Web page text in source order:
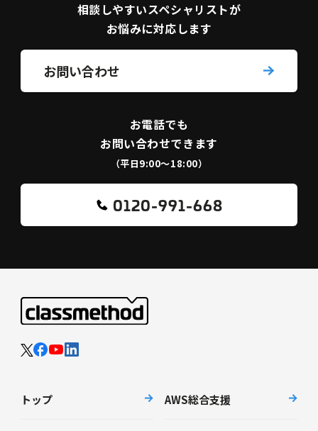
相談しやすいスペシャリストが
お悩みに対応します
お問い合わせ
お電話でも
お問い合わせできます
（平日9:00〜18:00）
0120-991-668
トップ AWS総合支援